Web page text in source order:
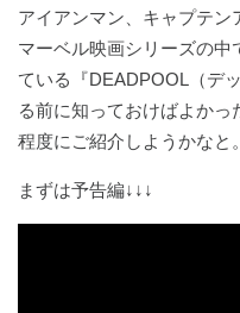
アイアンマン、キャプテ
マーベル映画シリーズの
ている『DEADPOOL（デ
る前に知っておけばよか
程度にご紹介しようかなと。
まずは予告編↓↓↓